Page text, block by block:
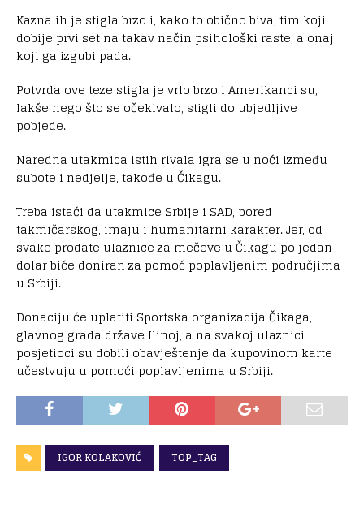
Kazna ih je stigla brzo i, kako to obično biva, tim koji
dobije prvi set na takav način psihološki raste, a onaj
koji ga izgubi pada.
Potvrda ove teze stigla je vrlo brzo i Amerikanci su,
lakše nego što se očekivalo, stigli do ubjedljive
pobjede.
Naredna utakmica istih rivala igra se u noći između
subote i nedjelje, takođe u Čikagu.
Treba istaći da utakmice Srbije i SAD, pored
takmičarskog, imaju i humanitarni karakter. Jer, od
svake prodate ulaznice za mečeve u Čikagu po jedan
dolar biće doniran za pomoć poplavljenim područjima
u Srbiji.
Donaciju će uplatiti Sportska organizacija Čikaga,
glavnog grada države Ilinoj, a na svakoj ulaznici
posjetioci su dobili obavještenje da kupovinom karte
učestvuju u pomoći poplavljenima u Srbiji.
IGOR KOLAKOVIĆ TOP_TAG